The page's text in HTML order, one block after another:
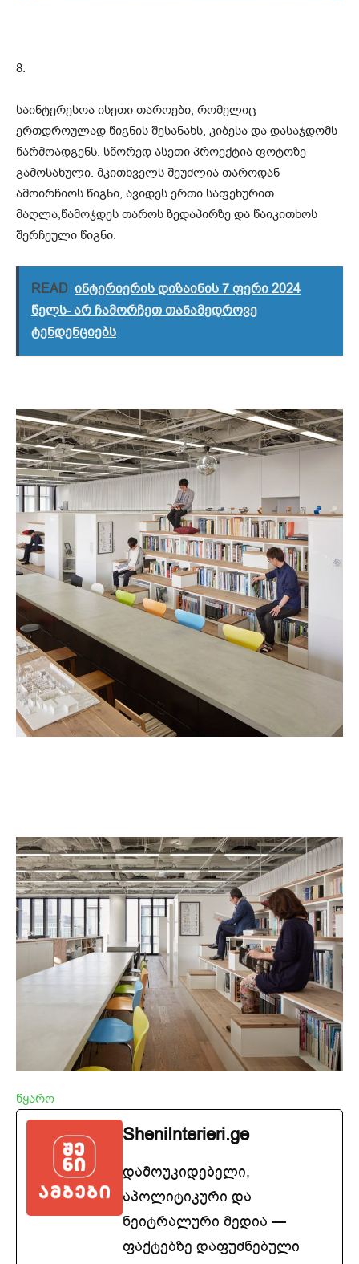
8.
საინტერესოა ისეთი თაროები, რომელიც
ერთდროულად წიგნის შესანახს, კიბესა და დასაჯდომს
წარმოადგენს. სწორედ ასეთი პროექტია ფოტოზე
გამოსახული. მკითხველს შეუძლია თაროდან
ამოირჩიოს წიგნი, ავიდეს ერთი საფეხურით
მაღლა,წამოჯდეს თაროს ზედაპირზე და წაიკითხოს
შერჩეული წიგნი.
READ ინტერიერის დიზაინის 7 ფერი 2024
წელს- არ ჩამორჩეთ თანამედროვე
ტენდენციებს
წყარო
SheniInterieri.ge
დამოუკიდებელი,
აპოლიტიკური და
ნეიტრალური მედია —
ფაქტებზე დაფუძნებული